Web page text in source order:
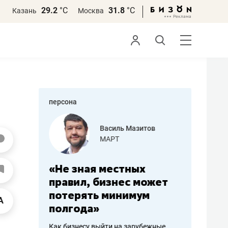
Казань 29.2 °С Москва 31.8 °С
персона
работа
Василь Мазитов
МАРТ
«Не зная местных
правил, бизнес может
потерять минимум
полгода»